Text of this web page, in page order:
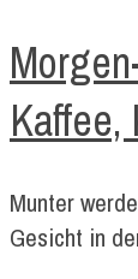
Kaffee,
Munter
Gesicht in